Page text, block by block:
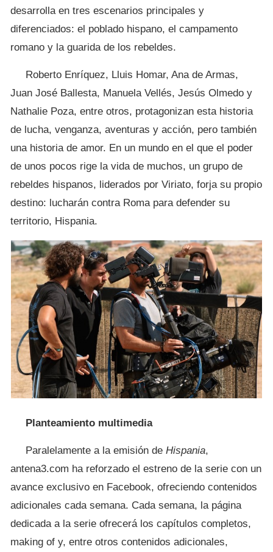
desarrolla en tres escenarios principales y
diferenciados: el poblado hispano, el campamento
romano y la guarida de los rebeldes.
Roberto Enríquez, Lluis Homar, Ana de Armas,
Juan José Ballesta, Manuela Vellés, Jesús Olmedo y
Nathalie Poza, entre otros, protagonizan esta historia
de lucha, venganza, aventuras y acción, pero también
una historia de amor. En un mundo en el que el poder
de unos pocos rige la vida de muchos, un grupo de
rebeldes hispanos, liderados por Viriato, forja su propio
destino: lucharán contra Roma para defender su
territorio, Hispania.
Planteamiento multimedia
Paralelamente a la emisión de Hispania,
antena3.com ha reforzado el estreno de la serie con un
avance exclusivo en Facebook, ofreciendo contenidos
adicionales cada semana. Cada semana, la página
dedicada a la serie ofrecerá los capítulos completos,
making of y, entre otros contenidos adicionales,